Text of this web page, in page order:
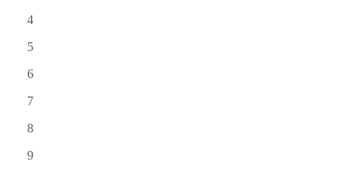
4
5
6
7
8
9